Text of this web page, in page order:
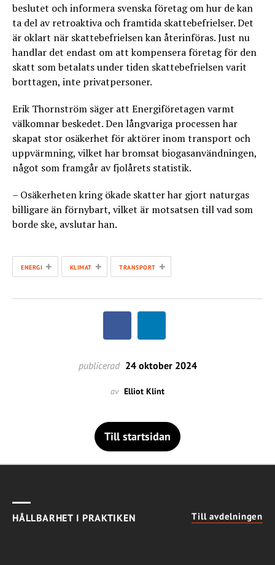
beslutet och informera svenska företag om hur de kan
ta del av retroaktiva och framtida skattebefrielser. Det
är oklart när skattebefrielsen kan återinföras. Just nu
handlar det endast om att kompensera företag för den
skatt som betalats under tiden skattebefrielsen varit
borttagen, inte privatpersoner.
Erik Thornström säger att Energiföretagen varmt
välkomnar beskedet. Den långvariga processen har
skapat stor osäkerhet för aktörer inom transport och
uppvärmning, vilket har bromsat biogasanvändningen,
något som framgår av fjolårets statistik.
– Osäkerheten kring ökade skatter har gjort naturgas
billigare än förnybart, vilket är motsatsen till vad som
borde ske, avslutar han.
ENERGI + KLIMAT + TRANSPORT +
publicerad 24 oktober 2024
av Elliot Klint
Till startsidan
HÅLLBARHET I PRAKTIKEN Till avdelningen